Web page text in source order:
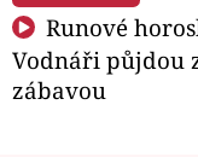
Runové
Vodnáři půjdou
zábavou